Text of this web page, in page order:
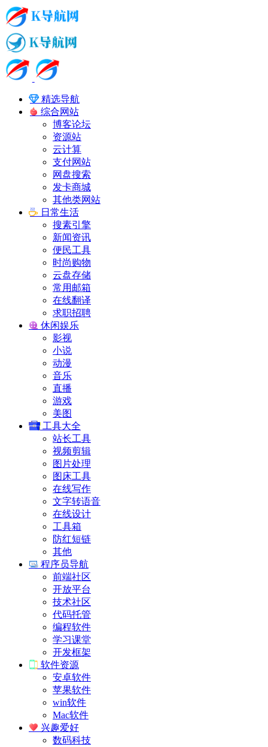
精选导航
综合网站
博客论坛
资源站
云计算
支付网站
网盘搜索
发卡商城
其他类网站
日常生活
搜素引擎
新闻资讯
便民工具
时尚购物
云盘存储
常用邮箱
在线翻译
求职招聘
休闲娱乐
影视
小说
动漫
音乐
直播
游戏
美图
工具大全
站长工具
视频剪辑
图片处理
图床工具
在线写作
文字转语音
在线设计
工具箱
防红短链
其他
程序员导航
前端社区
开放平台
技术社区
代码托管
编程软件
学习课堂
开发框架
软件资源
安卓软件
苹果软件
win软件
Mac软件
兴趣爱好
数码科技